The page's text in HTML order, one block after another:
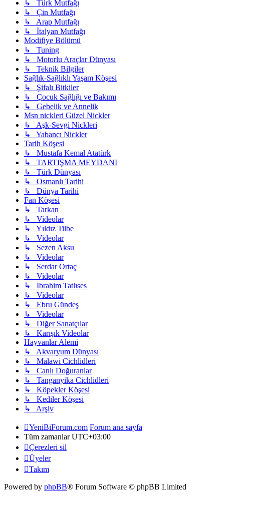
↳ Türk Mutfağı
↳ Çin Mutfağı
↳ Arap Mutfağı
↳ İtalyan Mutfağı
Modifiye Bölümü
↳ Tuning
↳ Motorlu Araçlar Dünyası
↳ Teknik Bilgiler
Sağlık-Sağlıklı Yaşam Köşesi
↳ Şifalı Bitkiler
↳ Çocuk Sağlığı ve Bakımı
↳ Gebelik ve Annelik
Msn nickleri Güzel Nickler
↳ Aşk-Sevgi Nickleri
↳ Yabancı Nickler
Tarih Köşesi
↳ Mustafa Kemal Atatürk
↳ TARTIŞMA MEYDANI
↳ Türk Dünyası
↳ Osmanlı Tarihi
↳ Dünya Tarihi
Fan Köşesi
↳ Tarkan
↳ Videolar
↳ Yıldız Tilbe
↳ Videolar
↳ Sezen Aksu
↳ Videolar
↳ Serdar Ortaç
↳ Videolar
↳ Ibrahim Tatlıses
↳ Videolar
↳ Ebru Gündeş
↳ Videolar
↳ Diğer Sanatçılar
↳ Karışık Videolar
Hayvanlar Alemi
↳ Akvaryum Dünyası
↳ Malawi Cichlidleri
↳ Canlı Doğuranlar
↳ Tanganyika Cichlidleri
↳ Köpekler Köşesi
↳ Kediler Köşesi
↳ Arşiv
YeniBiForum.com Forum ana sayfa
Tüm zamanlarUTC+03:00
Çerezleri sil
Üyeler
Takım
Powered by phpBB® Forum Software © phpBB Limited